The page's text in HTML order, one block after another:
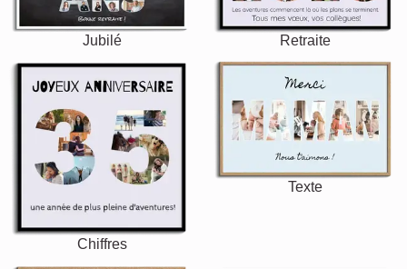
Jubilé Retraite
Chiffres
Texte